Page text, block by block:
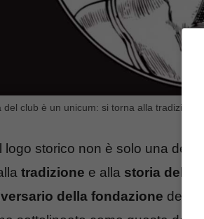
del club è un unicum: si torna alla tradizione
logo storico non è solo una
tradizione e alla storia
della fondazione del